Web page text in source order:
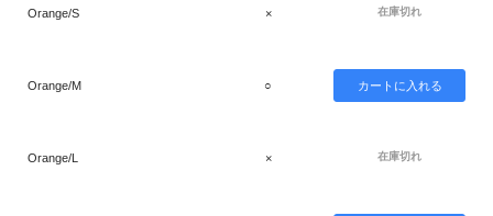
Orange/S × 在庫切れ
Orange/M ○
Orange/L × 在庫切れ